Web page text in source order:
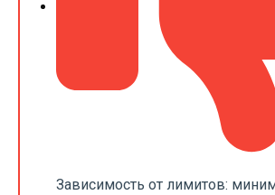
Зависимость от лимитов: